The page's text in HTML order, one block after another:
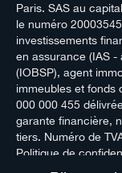
Paris. SAS au
le numéro
investissements
en assurance (IAS -
(IOBSP), agent
immeubles et fonds
000 000 455
garante financière,
tiers. Numéro de
Politique de